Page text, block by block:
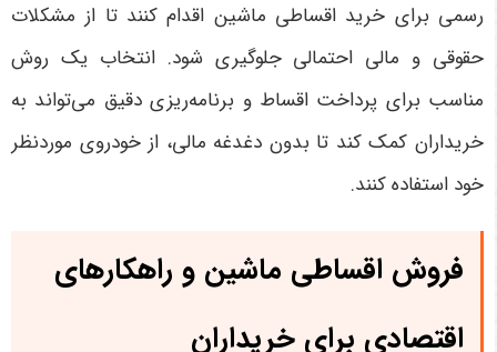
رسمی برای خرید اقساطی ماشین اقدام کنند تا از مشکلات
حقوقی و مالی احتمالی جلوگیری شود. انتخاب یک روش
مناسب برای پرداخت اقساط و برنامه‌ریزی دقیق می‌تواند به
خریداران کمک کند تا بدون دغدغه مالی، از خودروی موردنظر
خود استفاده کنند.
فروش اقساطی ماشین و راهکارهای
اقتصادی برای خریداران